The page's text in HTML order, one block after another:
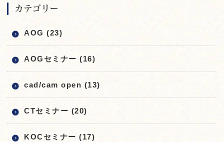
カテゴリー
AOG (23)
AOGセミナー (16)
cad/cam open (13)
CTセミナー (20)
KOCセミナー (17)